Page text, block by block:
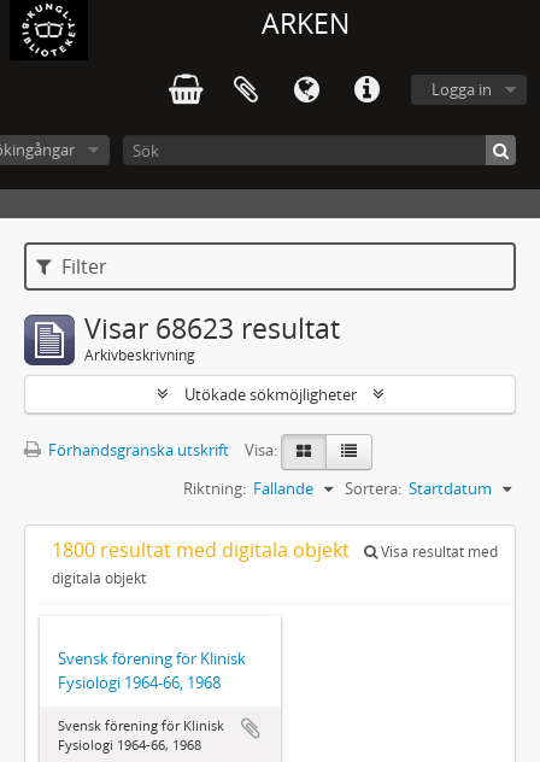
ARKEN
Logga in
Filter
Visar 68623 resultat
Arkivbeskrivning
Utökade sökmöjligheter
Förhandsgranska utskrift
Visa:
Sortera: Startdatum
Riktning: Fallande
1800 resultat med digitala objekt
Visa resultat med
digitala objekt
Svensk förening för Klinisk
Fysiologi 1964‐66, 1968
Svensk förening för Klinisk
Fysiologi 1964‐66, 1968